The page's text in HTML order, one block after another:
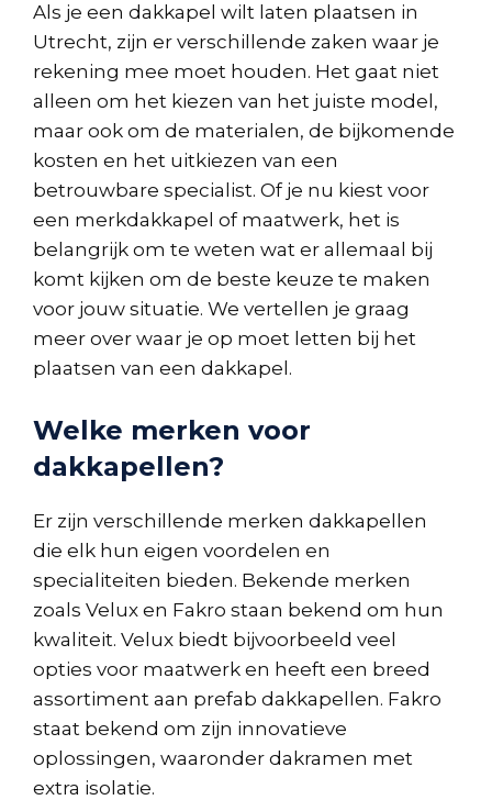
Als je een dakkapel wilt laten plaatsen in
Utrecht, zijn er verschillende zaken waar je
rekening mee moet houden. Het gaat niet
alleen om het kiezen van het juiste model,
maar ook om de materialen, de bijkomende
kosten en het uitkiezen van een
betrouwbare specialist. Of je nu kiest voor
een merkdakkapel of maatwerk, het is
belangrijk om te weten wat er allemaal bij
komt kijken om de beste keuze te maken
voor jouw situatie. We vertellen je graag
meer over waar je op moet letten bij het
plaatsen van een dakkapel.
Welke merken voor
dakkapellen?
Er zijn verschillende merken dakkapellen
die elk hun eigen voordelen en
specialiteiten bieden. Bekende merken
zoals Velux en Fakro staan bekend om hun
kwaliteit. Velux biedt bijvoorbeeld veel
opties voor maatwerk en heeft een breed
assortiment aan prefab dakkapellen. Fakro
staat bekend om zijn innovatieve
oplossingen, waaronder dakramen met
extra isolatie.